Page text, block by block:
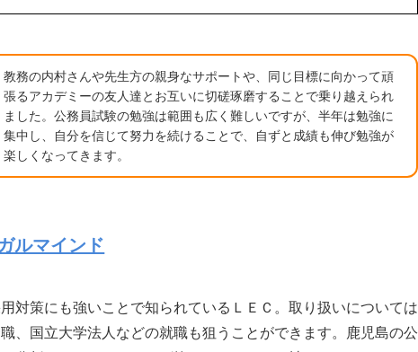
教務の内村さんや先生方の親身なサポートや、同じ目標に向かって頑
張るアカデミーの友人達とお互いに切磋琢磨することで乗り越えられ
ました。公務員試験の勉強は範囲も広く難しいですが、半年は勉強に
集中し、自分を信じて努力を続けることで、自ずと成績も伸び勉強が
楽しくなってきます。
ルマインド
対策にも強いことで知られているＬＥＣ。取り扱いについては
、国立大学法人などの就職も狙うことができます。鹿児島の公